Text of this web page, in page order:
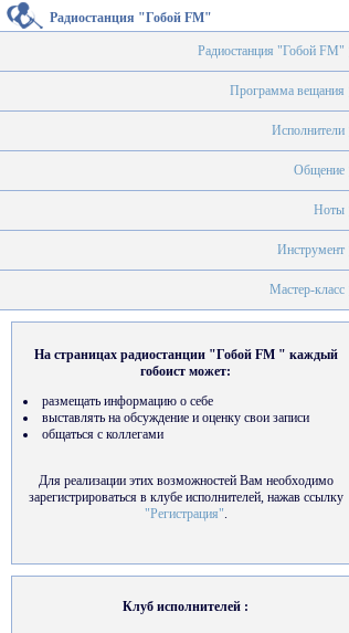
Радиостанция "Гобой FM"
Радиостанция "Гобой FM"
Программа вещания
Исполнители
Общение
Ноты
Инструмент
Мастер-класс
На страницах радиостанции "Гобой FM " каждый
гобоист может:
размещать информацию о себе
выставлять на обсуждение и оценку свои записи
общаться с коллегами
Для реализации этих возможностей Вам необходимо
зарегистрироваться в клубе исполнителей, нажав ссылку
"Регистрация".
Клуб исполнителей :